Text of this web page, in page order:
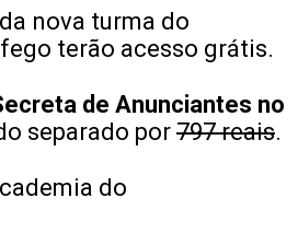
nova turma do
terão acesso grátis.
de Anunciantes no
separado por 797 reais.
do